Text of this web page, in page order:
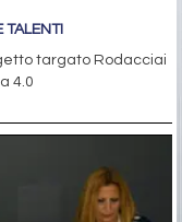
TALENTI
targato Rodacciai
4.0